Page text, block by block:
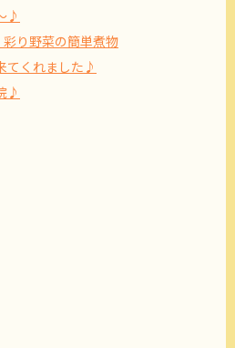
♪
彩り野菜の簡単煮物
てくれました♪
♪